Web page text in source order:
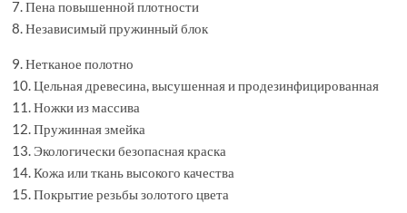
7. Пена повышенной плотности
8. Независимый пружинный блок
9. Нетканое полотно
10. Цельная древесина, высушенная и продезинфицированная
11. Ножки из массива
12. Пружинная змейка
13. Экологически безопасная краска
14. Кожа или ткань высокого качества
15. Покрытие резьбы золотого цвета